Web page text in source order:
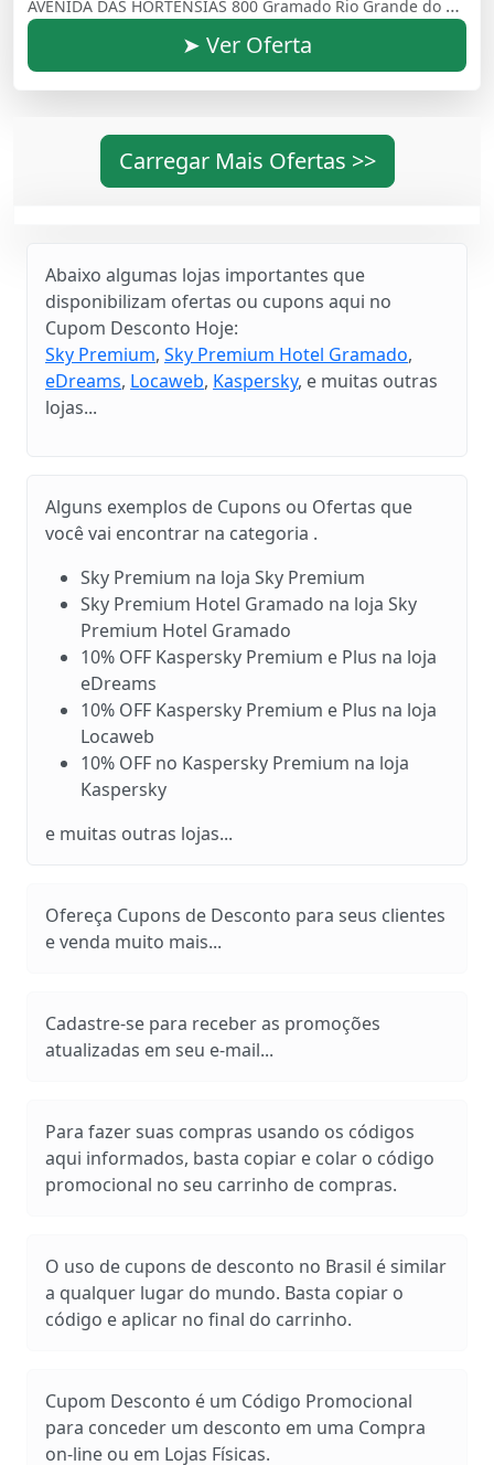
AVENIDA DAS HORTENSIAS 800 Gramado Rio Grande do Sul Brasil - 95670000
➤ Ver Oferta
Carregar Mais Ofertas >>
Abaixo algumas lojas importantes que
disponibilizam ofertas ou cupons aqui no
Cupom Desconto Hoje:
Sky Premium, Sky Premium Hotel Gramado,
eDreams, Locaweb, Kaspersky, e muitas outras
lojas...
Alguns exemplos de Cupons ou Ofertas que
você vai encontrar na categoria .
Sky Premium na loja Sky Premium
Sky Premium Hotel Gramado na loja Sky
Premium Hotel Gramado
10% OFF Kaspersky Premium e Plus na loja
eDreams
10% OFF Kaspersky Premium e Plus na loja
Locaweb
10% OFF no Kaspersky Premium na loja
Kaspersky
e muitas outras lojas...
Ofereça Cupons de Desconto para seus clientes
e venda muito mais...
Cadastre-se para receber as promoções
atualizadas em seu e-mail...
Para fazer suas compras usando os códigos
aqui informados, basta copiar e colar o código
promocional no seu carrinho de compras.
O uso de cupons de desconto no Brasil é similar
a qualquer lugar do mundo. Basta copiar o
código e aplicar no final do carrinho.
Cupom Desconto é um Código Promocional
para conceder um desconto em uma Compra
on-line ou em Lojas Físicas.